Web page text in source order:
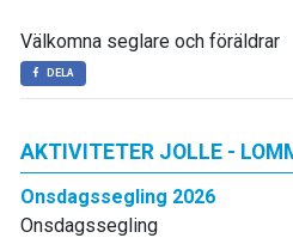
Välkomna seglare och föräldrar
DELA
AKTIVITETER JOLLE -
Onsdagssegling 2026
Onsdagssegling